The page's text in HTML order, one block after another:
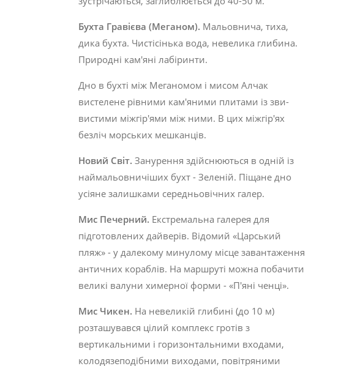
Бухта Гравієва (Меганом). Мальовнича, тиха,
дика бухта. Чистісінька вода, невелика глибина.
Природні кам'яні лабіринти.
Дно в бухті між Меганомом і мисом Алчак
вистелене рівними кам'яними плитами із зви­
вистими міжгір'ями між ними. В цих міжгір'ях
безліч морських мешканців.
Новий Світ. Занурення здійснюються в одній із
наймальовничіших бухт - Зеленій. Піщане дно
усіяне залишками середньо­вічних галер.
Мис Печерний. Екстремальна галерея для
підготовлених дайверів. Відомий «Цар­ський
пляж» - у далекому минулому місце завантаження
античних кораблів. На марш­руті можна побачити
великі валуни химер­ної форми - «П'яні ченці».
Мис Чикен. На невеликій глибині (до 10 м)
розташувався цілий комплекс гротів з
вертикальними і горизонтальними входами,
колодязеподібними виходами, повітряними